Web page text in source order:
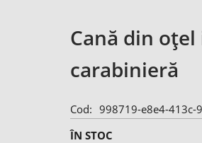
Cană din
carabinieră
Cod
998719-e8e4-413c-
ÎN STOC